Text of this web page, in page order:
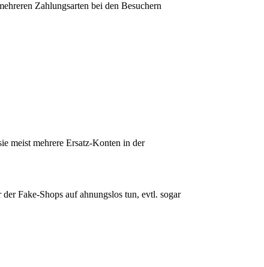
Zahlungsarten bei den Besuchern
meist mehrere Ersatz-Konten in der
Fake-Shops auf ahnungslos tun, evtl. sogar